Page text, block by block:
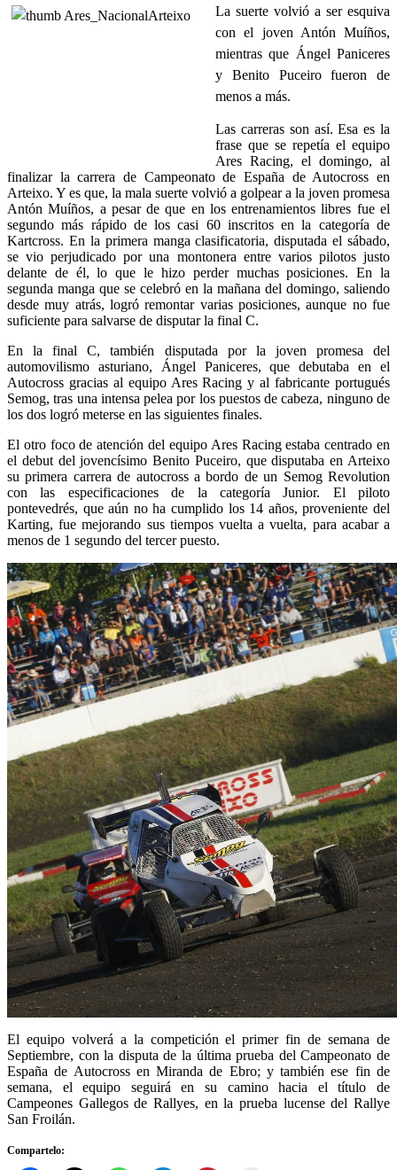
La suerte volvió a ser esquiva
con el joven Antón Muíños,
mientras que Ángel Paniceres
y Benito Puceiro fueron de
menos a más.
Las carreras son así. Esa es la
frase que se repetía el equipo
Ares Racing, el domingo, al
finalizar la carrera de Campeonato de España de Autocross en
Arteixo. Y es que, la mala suerte volvió a golpear a la joven promesa
Antón Muíños, a pesar de que en los entrenamientos libres fue el
segundo más rápido de los casi 60 inscritos en la categoría de
Kartcross. En la primera manga clasificatoria, disputada el sábado,
se vio perjudicado por una montonera entre varios pilotos justo
delante de él, lo que le hizo perder muchas posiciones. En la
segunda manga que se celebró en la mañana del domingo, saliendo
desde muy atrás, logró remontar varias posiciones, aunque no fue
suficiente para salvarse de disputar la final C.
En la final C, también disputada por la joven promesa del
automovilismo asturiano, Ángel Paniceres, que debutaba en el
Autocross gracias al equipo Ares Racing y al fabricante portugués
Semog, tras una intensa pelea por los puestos de cabeza, ninguno de
los dos logró meterse en las siguientes finales.
El otro foco de atención del equipo Ares Racing estaba centrado en
el debut del jovencísimo Benito Puceiro, que disputaba en Arteixo
su primera carrera de autocross a bordo de un Semog Revolution
con las especificaciones de la categoría Junior. El piloto
pontevedrés, que aún no ha cumplido los 14 años, proveniente del
Karting, fue mejorando sus tiempos vuelta a vuelta, para acabar a
menos de 1 segundo del tercer puesto.
El equipo volverá a la competición el primer fin de semana de
Septiembre, con la disputa de la última prueba del Campeonato de
España de Autocross en Miranda de Ebro; y también ese fin de
semana, el equipo seguirá en su camino hacia el título de
Campeones Gallegos de Rallyes, en la prueba lucense del Rallye
San Froilán.
Compartelo: